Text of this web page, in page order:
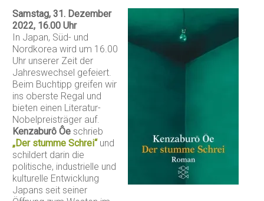
Samstag, 31. Dezember
2022, 16.00 Uhr
In Japan, Süd- und
Nordkorea wird um 16.00
Uhr unserer Zeit der
Jahreswechsel gefeiert.
Beim Buchtipp greifen wir
ins oberste Regal und
bieten einen Literatur-
Nobelpreisträger auf.
Kenzaburô Ôe schrieb
„Der stumme Schrei“ und
schildert darin die
politische, industrielle und
kulturelle Entwicklung
Japans seit seiner